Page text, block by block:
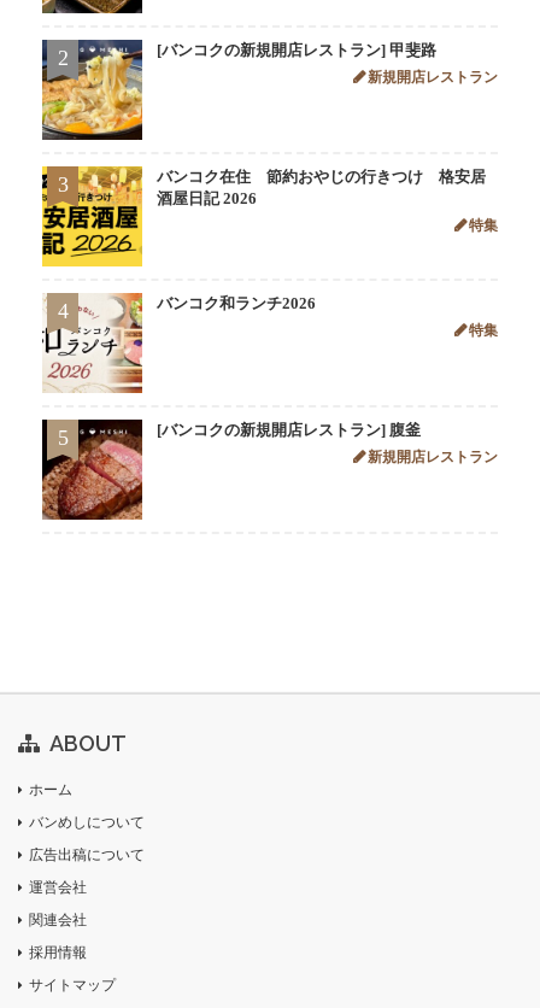
2 [バンコクの新規開店レストラン] 甲斐路
新規開店レストラン
3
バンコク在住 節約おやじの行きつけ 格安居
酒屋日記 2026
特集
4 バンコク和ランチ2026
特集
5 [バンコクの新規開店レストラン] 腹釜
新規開店レストラン
ABOUT
ホーム
バンめしについて
広告出稿について
運営会社
関連会社
採用情報
サイトマップ